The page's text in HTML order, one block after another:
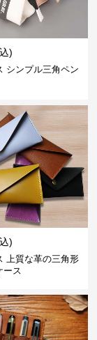
)
シンプル三角ペン
)
上質な革の三角形
ース